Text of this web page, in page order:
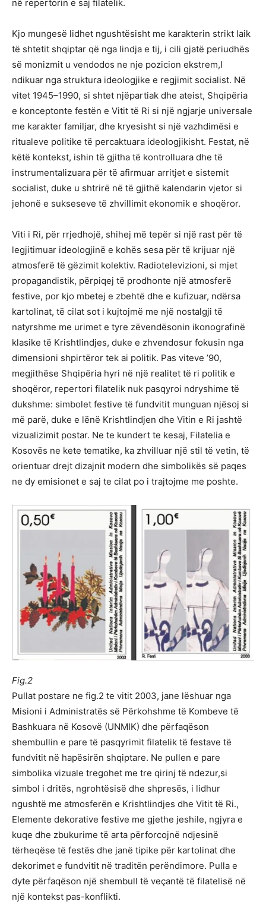
në repertorin e saj filatelik.
Kjo mungesë lidhet ngushtësisht me karakterin strikt laik
të shtetit shqiptar që nga lindja e tij, i cili gjatë periudhës
së monizmit u vendodos ne nje pozicion ekstrem,I
ndikuar nga struktura ideologjike e regjimit socialist. Në
vitet 1945–1990, si shtet njëpartiak dhe ateist, Shqipëria
e konceptonte festën e Vitit të Ri si një ngjarje universale
me karakter familjar, dhe kryesisht si një vazhdimësi e
ritualeve politike të percaktuara ideologjikisht. Festat, në
këtë kontekst, ishin të gjitha të kontrolluara dhe të
instrumentalizuara për të afirmuar arritjet e sistemit
socialist, duke u shtrirë në të gjithë kalendarin vjetor si
jehonë e sukseseve të zhvillimit ekonomik e shoqëror.
Viti i Ri, për rrjedhojë, shihej më tepër si një rast për të
legjitimuar ideologjinë e kohës sesa për të krijuar një
atmosferë të gëzimit kolektiv. Radiotelevizioni, si mjet
propagandistik, përpiqej të prodhonte një atmosferë
festive, por kjo mbetej e zbehtë dhe e kufizuar, ndërsa
kartolinat, të cilat sot i kujtojmë me një nostalgji të
natyrshme me urimet e tyre zëvendësonin ikonografinë
klasike të Krishtlindjes, duke e zhvendosur fokusin nga
dimensioni shpirtëror tek ai politik. Pas viteve ’90,
megjithëse Shqipëria hyri në një realitet të ri politik e
shoqëror, repertori filatelik nuk pasqyroi ndryshime të
dukshme: simbolet festive të fundvitit munguan njësoj si
më parë, duke e lënë Krishtlindjen dhe Vitin e Ri jashtë
vizualizimit postar. Ne te kundert te kesaj, Filatelia e
Kosovës ne kete tematike, ka zhvilluar një stil të vetin, të
orientuar drejt dizajnit modern dhe simbolikës së paqes
ne dy emisionet e saj te cilat po i trajtojme me poshte.
Fig.2
Pullat postare ne fig.2 te vitit 2003, jane lëshuar nga
Misioni i Administratës së Përkohshme të Kombeve të
Bashkuara në Kosovë (UNMIK) dhe përfaqëson
shembullin e pare të pasqyrimit filatelik të festave të
fundvitit në hapësirën shqiptare. Ne pullen e pare
simbolika vizuale tregohet me tre qirinj të ndezur,si
simbol i dritës, ngrohtësisë dhe shpresës, i lidhur
ngushtë me atmosferën e Krishtlindjes dhe Vitit të Ri.,
Elemente dekorative festive me gjethe jeshile, ngjyra e
kuqe dhe zbukurime të arta përforcojnë ndjesinë
tërheqëse të festës dhe janë tipike për kartolinat dhe
dekorimet e fundvitit në traditën perëndimore. Pulla e
dyte përfaqëson një shembull të veçantë të filatelisë në
një kontekst pas-konflikti.